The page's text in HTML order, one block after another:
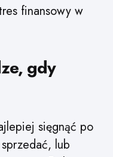
finansowy w
gdy
sięgnąć po
lub